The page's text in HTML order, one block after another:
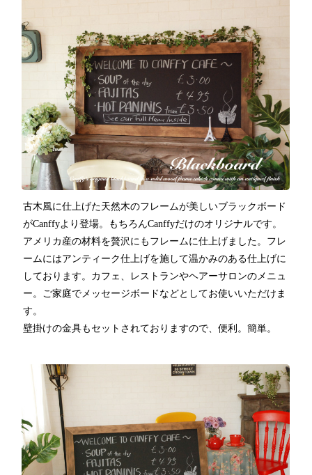
古木風に仕上げた天然木のフレームが美しいブラックボード
がCanffyより登場。もちろんCanffyだけのオリジナルです。
アメリカ産の材料を贅沢にもフレームに仕上げました。フレ
ームにはアンティーク仕上げを施して温かみのある仕上げに
しております。カフェ、レストランやヘアーサロンのメニュ
ー。ご家庭でメッセージボードなどとしてお使いいただけま
す。
壁掛けの金具もセットされておりますので、便利。簡単。